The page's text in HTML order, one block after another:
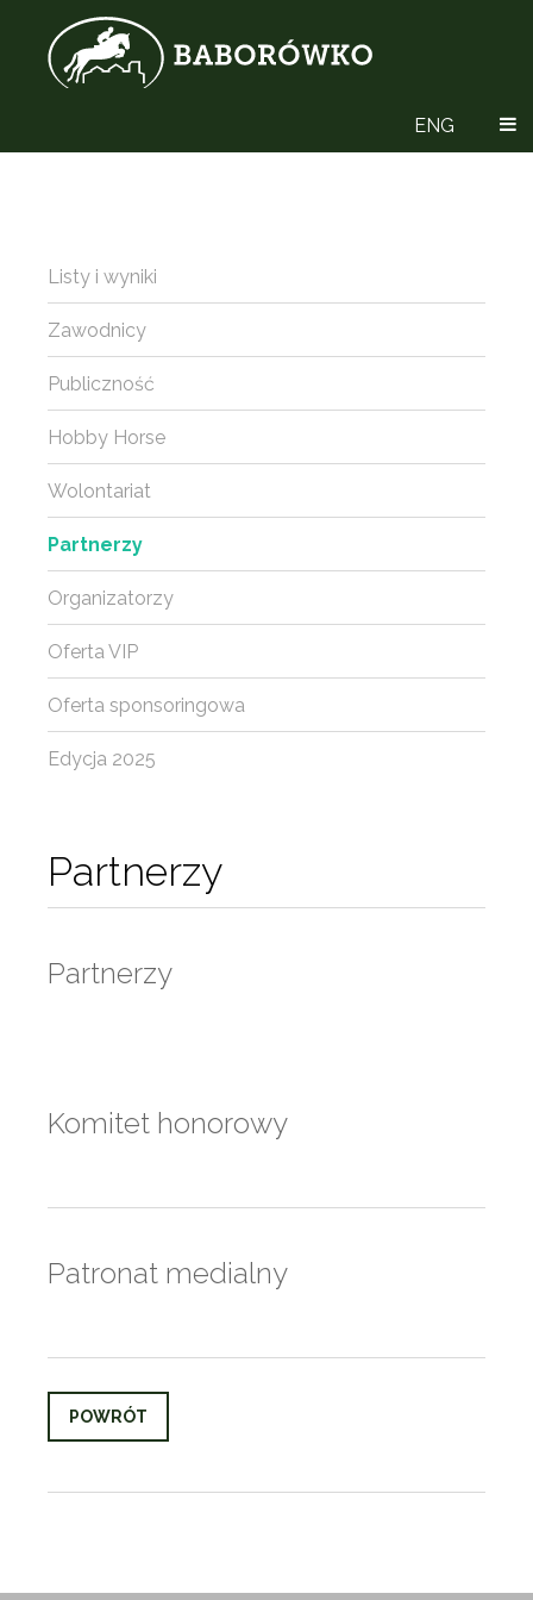
ENG
Partnerzy
Partnerzy
Komitet honorowy
Patronat medialny
POWRÓT
Listy i wyniki
Zawodnicy
Publiczność
Hobby Horse
Wolontariat
Partnerzy
Organizatorzy
Oferta VIP
Oferta sponsoringowa
Edycja 2025